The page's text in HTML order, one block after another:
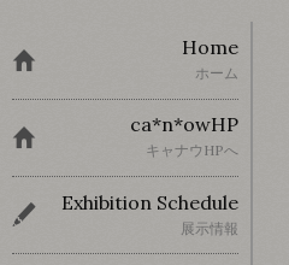
Home
ホーム
ca*n*owHP
キャナウHPへ
Exhibition Schedule
展示情報